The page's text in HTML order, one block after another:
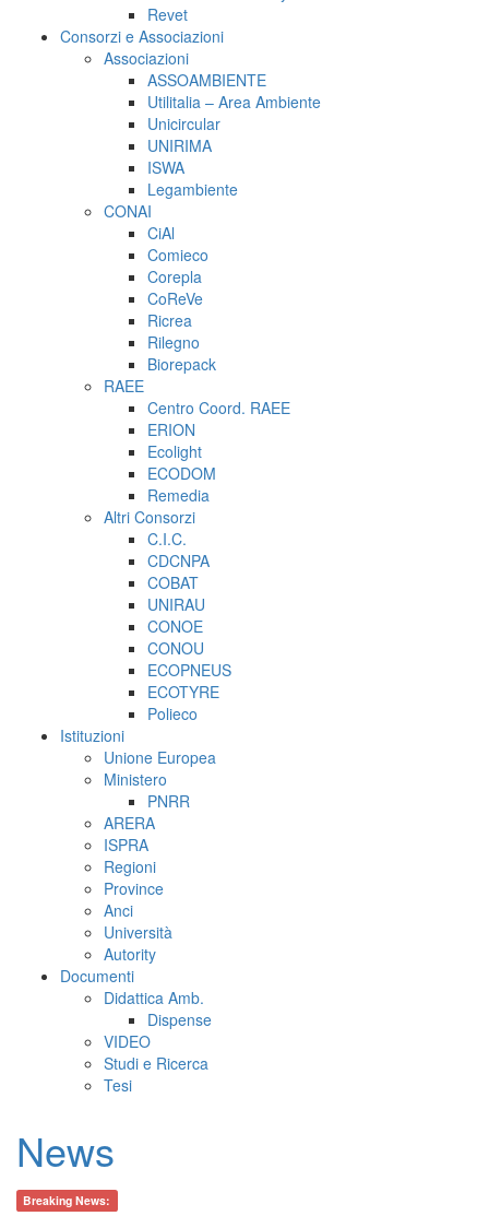
Revet
Consorzi e Associazioni
Associazioni
ASSOAMBIENTE
Utilitalia – Area Ambiente
Unicircular
UNIRIMA
ISWA
Legambiente
CONAI
CiAl
Comieco
Corepla
CoReVe
Ricrea
Rilegno
Biorepack
RAEE
Centro Coord. RAEE
ERION
Ecolight
ECODOM
Remedia
Altri Consorzi
C.I.C.
CDCNPA
COBAT
UNIRAU
CONOE
CONOU
ECOPNEUS
ECOTYRE
Polieco
Istituzioni
Unione Europea
Ministero
PNRR
ARERA
ISPRA
Regioni
Province
Anci
Università
Autority
Documenti
Didattica Amb.
Dispense
VIDEO
Studi e Ricerca
Tesi
News
Breaking News: